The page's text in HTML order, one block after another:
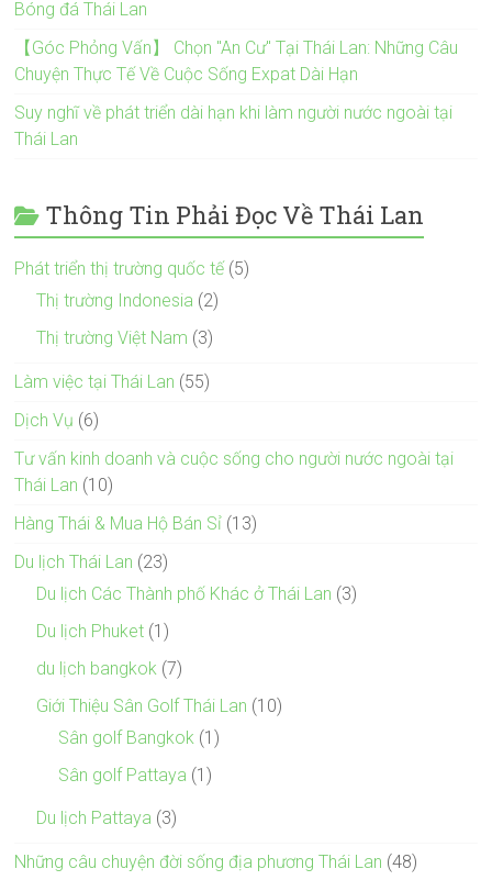
Bóng đá Thái Lan
【Góc Phỏng Vấn】 Chọn "An Cư" Tại Thái Lan: Những Câu
Chuyện Thực Tế Về Cuộc Sống Expat Dài Hạn
Suy nghĩ về phát triển dài hạn khi làm người nước ngoài tại
Thái Lan
Thông Tin Phải Đọc Về Thái Lan
Phát triển thị trường quốc tế(5)
Thị trường Indonesia (2)
Thị trường Việt Nam (3)
Làm việc tại Thái Lan (55)
Dịch Vụ (6)
Tư vấn kinh doanh và cuộc sống cho người nước ngoài tại
Thái Lan (10)
Hàng Thái & Mua Hộ Bán Sỉ (13)
Du lịch Thái Lan (23)
Du lịch Các Thành phố Khác ở Thái Lan (3)
Du lịch Phuket (1)
du lịch bangkok (7)
Giới Thiệu Sân Golf Thái Lan (10)
Sân golf Bangkok (1)
Sân golf Pattaya (1)
Du lịch Pattaya (3)
Những câu chuyện đời sống địa phương Thái Lan (48)